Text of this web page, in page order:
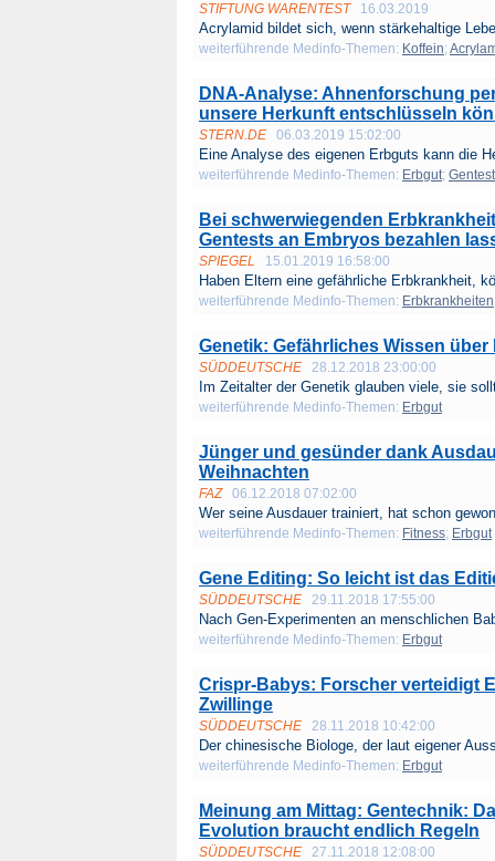
STIFTUNG WARENTEST 16.03.2019
Acrylamid bildet sich, wenn stärkehaltige
weiterführende Medinfo-Themen: Koffein;
DNA-Analyse: Ahnenforschung
unsere Herkunft entschlüsseln
STERN.DE 06.03.2019 15:02:00
Eine Analyse des eigenen Erbguts kann die
weiterführende Medinfo-Themen: Erbgut; Gentest
Bei schwerwiegenden
Gentests an Embryos bezahlen
SPIEGEL 15.01.2019 16:58:00
Haben Eltern eine gefährliche Erbkrankheit,
weiterführende Medinfo-Themen: Erbkrankheiten
Genetik: Gefährliches Wissen
SÜDDEUTSCHE 28.12.2018 23:00:00
Im Zeitalter der Genetik glauben viele, sie
weiterführende Medinfo-Themen: Erbgut
Jünger und gesünder dank
Weihnachten
FAZ 06.12.2018 07:02:00
Wer seine Ausdauer trainiert, hat schon
weiterführende Medinfo-Themen: Fitness; Erbgut
Gene Editing: So leicht ist das
SÜDDEUTSCHE 29.11.2018 17:55:00
Nach Gen-Experimenten an menschlichen
weiterführende Medinfo-Themen: Erbgut
Crispr-Babys: Forscher verteidigt
Zwillinge
SÜDDEUTSCHE 28.11.2018 10:42:00
Der chinesische Biologe, der laut eigener
weiterführende Medinfo-Themen: Erbgut
Meinung am Mittag: Gentechnik:
Evolution braucht endlich Regeln
SÜDDEUTSCHE 27.11.2018 12:08:00